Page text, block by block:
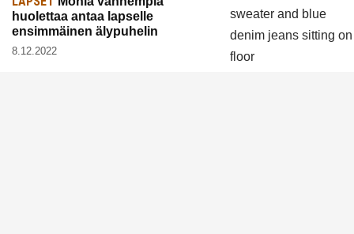
huolettaa antaa lapselle
ensimmäinen älypuhelin
8.12.2022